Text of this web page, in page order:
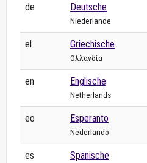
de Deutsche
Niederlande
el Griechische
Ολλανδία
en Englische
Netherlands
eo Esperanto
Nederlando
es Spanische